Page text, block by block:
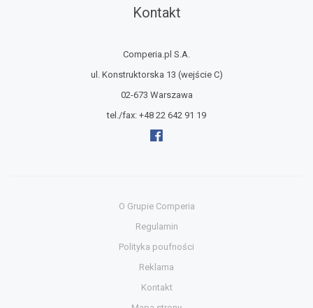
Kontakt
Comperia.pl S.A.
ul. Konstruktorska 13 (wejście C)
02-673 Warszawa
tel./fax: +48 22 642 91 19
O Grupie Comperia
Regulamin
Polityka poufności
Reklama
Kontakt